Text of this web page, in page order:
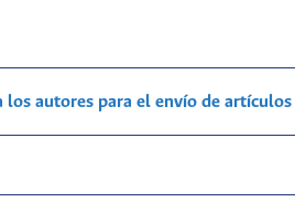
los autores para el envío de artículos